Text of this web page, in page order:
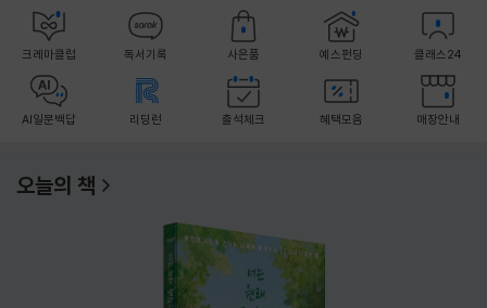
크레마클럽 독서기록 사은품 예스펀딩 클래스24
AI일문백답 리딩런 출석체크 혜택모음 매장안내
오늘의 책